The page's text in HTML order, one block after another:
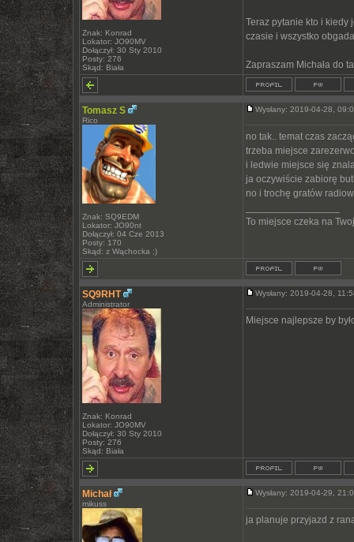
Znak: Konrad
Lokator: JO90MV
Dołączył: 30 Sty 2010
Posty: 276
Skąd: Biała
Teraz pytanie kto i kiedy
czasie i wszystko
Zapraszam Michała do
Tomasz S
Rico
Znak: SQ9EDM
Lokator: JO90nt
Dołączył: 04 Cze 2013
Posty: 170
Skąd: z Wąchocka ;)
Wysłany: 2019-04-28,
no tak.. temat czas
trzeba miejsce
i ledwie miejsce się
ja oczywiście zabiorę
no i trochę gratów
To miejsce czeka na
SQ9RHT
Administrator
Znak: Konrad
Lokator: JO90MV
Dołączył: 30 Sty 2010
Posty: 276
Skąd: Biała
Wysłany: 2019-04-28,
Miejsce najlepsze by
Michał
mikuss
Wysłany: 2019-04-29,
ja planuje przyjazd z